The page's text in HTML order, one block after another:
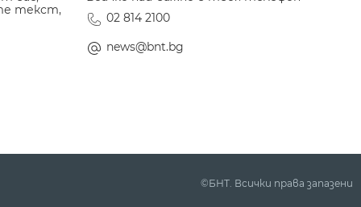
текст,
02 814 2100
news@bnt.bg
©БНТ. Всички права запазени